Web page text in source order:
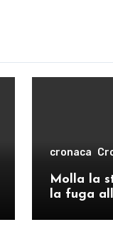
cronaca
Molla la
la fuga
Re